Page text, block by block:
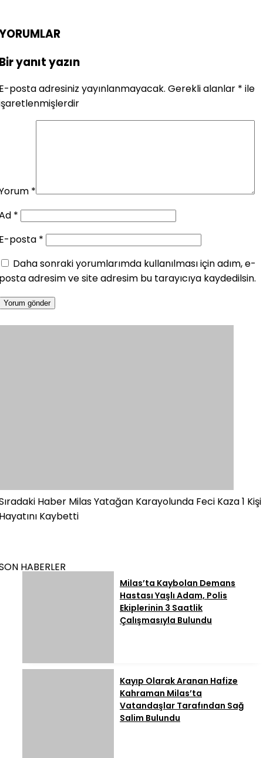
yanıt yazın
posta adresiniz yayınlanmayacak. Gerekli alanlar * ile
*
*
posta *
Daha sonraki yorumlarımda kullanılması için adım, e-
adresim ve site adresim bu tarayıcıya kaydedilsin.
Haber Milas Yatağan Karayolunda Feci Kaza 1 Kişi
Kaybetti
HABERLER
Milas’ta Kaybolan Demans
Hastası Yaşlı Adam, Polis
Ekiplerinin 3 Saatlik
Çalışmasıyla Bulundu
Kayıp Olarak Aranan Hafize
Kahraman Milas’ta
Vatandaşlar Tarafından Sağ
Salim Bulundu